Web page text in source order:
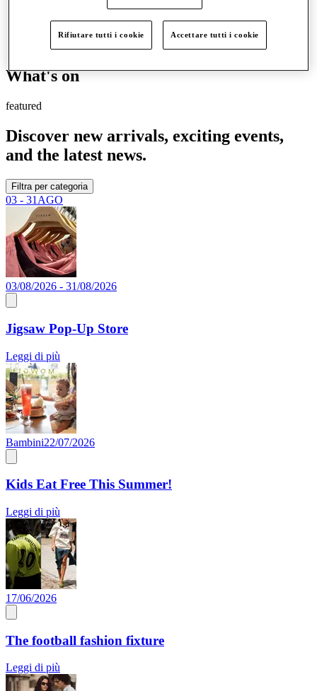
What's on
featured
Discover new arrivals, exciting events,
and the latest news.
Filtra per categoria
03 - 31 AGO
03/08/2026 - 31/08/2026
Jigsaw Pop-Up Store
Leggi di più
Bambini22/07/2026
Kids Eat Free This Summer!
Leggi di più
17/06/2026
The football fashion fixture
Leggi di più
Rifiutare tutti i cookie Accettare tutti i cookie